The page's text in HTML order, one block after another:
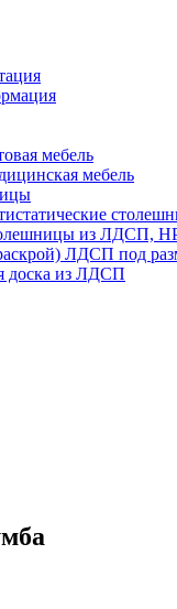
мебель
мебель
из ЛДСП,
ЛДСП под
доска из ЛДСП